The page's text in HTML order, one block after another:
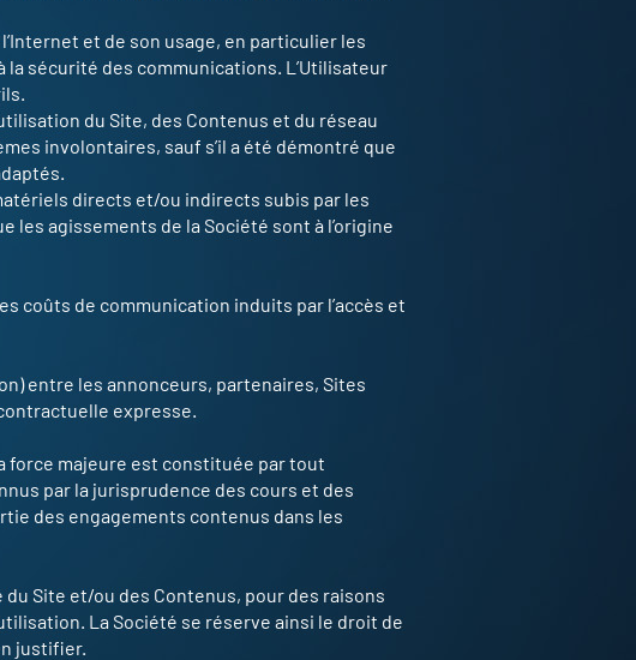
et de son usage, en particulier les
sécurité des communications. L’Utilisateur
du Site, des Contenus et du réseau
involontaires, sauf s’il a été démontré que
directs et/ou indirects subis par les
les agissements de la Société sont à l’origine
coûts de communication induits par l’accès et
entre les annonceurs, partenaires, Sites
expresse.
force majeure est constituée par tout
par la jurisprudence des cours et des
des engagements contenus dans les
Site et/ou des Contenus, pour des raisons
La Société se réserve ainsi le droit de
justifier.